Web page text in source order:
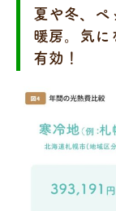
夏や冬、ペ
暖房。気に
有効！